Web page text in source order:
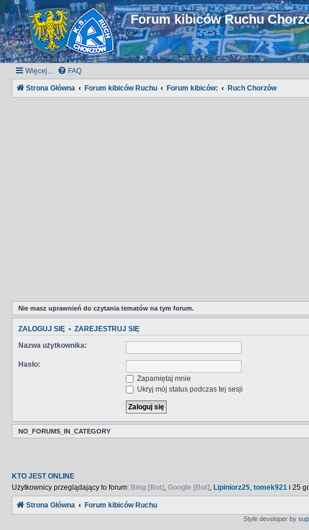
Forum kibiców Ruchu
Więcej… FAQ
Strona Główna Forum kibiców Ruchu Forum kibiców: Ruch Chorzów
Nie masz uprawnień do czytania tematów na tym forum.
ZALOGUJ SIĘ • ZAREJESTRUJ SIĘ
Nazwa użytkownika:
Hasło:
Zapamiętaj mnie
Ukryj mój status podczas tej sesji
NO_FORUMS_IN_CATEGORY
KTO JEST ONLINE
Użytkownicy przeglądający to forum: Bing [Bot] Google [Bot] Lipiniorz25 tomek921 i 25
Strona Główna Forum kibiców Ruchu
Style developer by